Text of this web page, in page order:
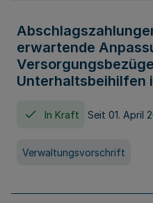
erwartende
Unterhaltsbeihilfen
In Kraft Seit 01. April
Verwaltungsvorschrift